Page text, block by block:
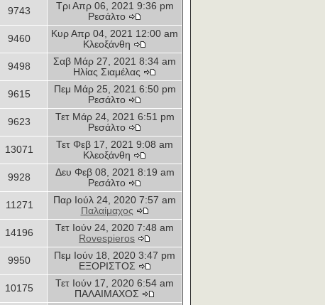
9743
Τρι Απρ 06, 2021 9:36 pm
Ρεσάλτο
9460
Κυρ Απρ 04, 2021 12:00 am
Κλεοξάνθη
9498
Σαβ Μάρ 27, 2021 8:34 am
Ηλίας Σιαμέλας
9615
Πεμ Μάρ 25, 2021 6:50 pm
Ρεσάλτο
9623
Τετ Μάρ 24, 2021 6:51 pm
Ρεσάλτο
13071
Τετ Φεβ 17, 2021 9:08 am
Κλεοξάνθη
9928
Δευ Φεβ 08, 2021 8:19 am
Ρεσάλτο
11271
Παρ Ιούλ 24, 2020 7:57 am
Παλαίμαχος
14196
Τετ Ιούν 24, 2020 7:48 am
Rovespieros
9950
Πεμ Ιούν 18, 2020 3:47 pm
ΕΞΟΡΙΣΤΟΣ
10175
Τετ Ιούν 17, 2020 6:54 am
ΠΑΛΑΙΜΑΧΟΣ